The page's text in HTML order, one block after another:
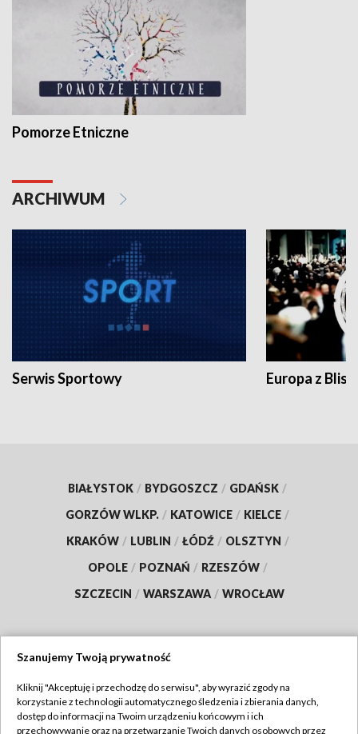
Pomorze Etniczne
ARCHIWUM
Serwis Sportowy Europa z
BIAŁYSTOK / BYDGOSZCZ / GDAŃSK /
GORZÓW WLKP. / KATOWICE / KIELCE /
KRAKÓW / LUBLIN / ŁÓDŹ / OLSZTYN /
OPOLE / POZNAŃ / RZESZÓW /
SZCZECIN / WARSZAWA / WROCŁAW
TVP
Abonament TVP
Szanujemy Twoją prywatność
Kliknij "Akceptuję i przechodzę do serwisu", aby wyrazić zgody na
korzystanie z technologii automatycznego śledzenia i zbierania danych,
dostęp do informacji na Twoim urządzeniu końcowym i ich
przechowywanie oraz na przetwarzanie Twoich danych osobowych przez